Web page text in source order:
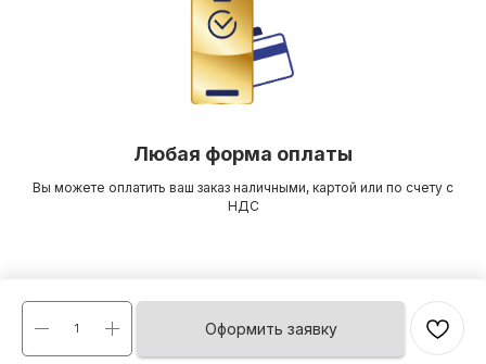
Оформить заявку
Любая форма оплаты
Вы можете оплатить ваш заказ наличными, картой или по счету с
НДС